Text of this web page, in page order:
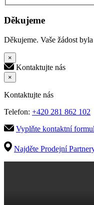
Děkujeme
Děkujeme. Vaše žádost byla
×
Kontaktujte nás
×
Kontaktujte nás
Telefon: +420 281 862 102
Vyplňte kontaktní
Najděte Prodejní